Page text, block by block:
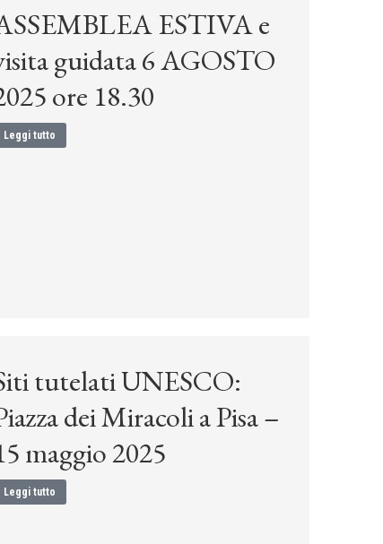
ESTIVA e
guidata 6 AGOSTO
ore 18.30
Leggi tutto
tutelati UNESCO:
dei Miracoli a Pisa –
maggio 2025
Leggi tutto